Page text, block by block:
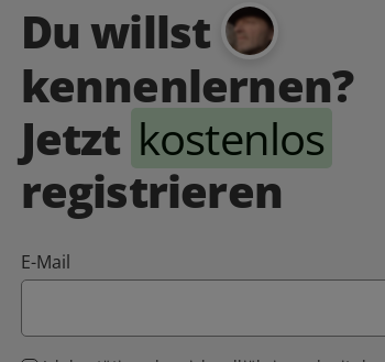
Du willst
kennenlernen?
Jetzt kostenlos
registrieren
E-Mail